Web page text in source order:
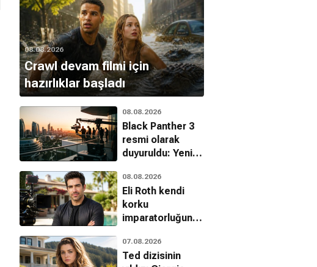
08.08.2026
Crawl devam filmi için
hazırlıklar başladı
08.08.2026
Black Panther 3
resmi olarak
duyuruldu: Yeni
08.08.2026
Eli Roth kendi
korku
imparatorluğunu
Horror Section
07.08.2026
Ted dizisinin